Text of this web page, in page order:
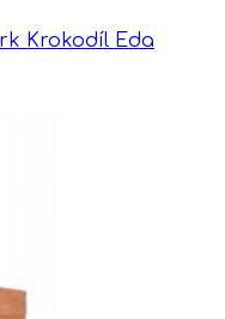
Krokodíl Eda